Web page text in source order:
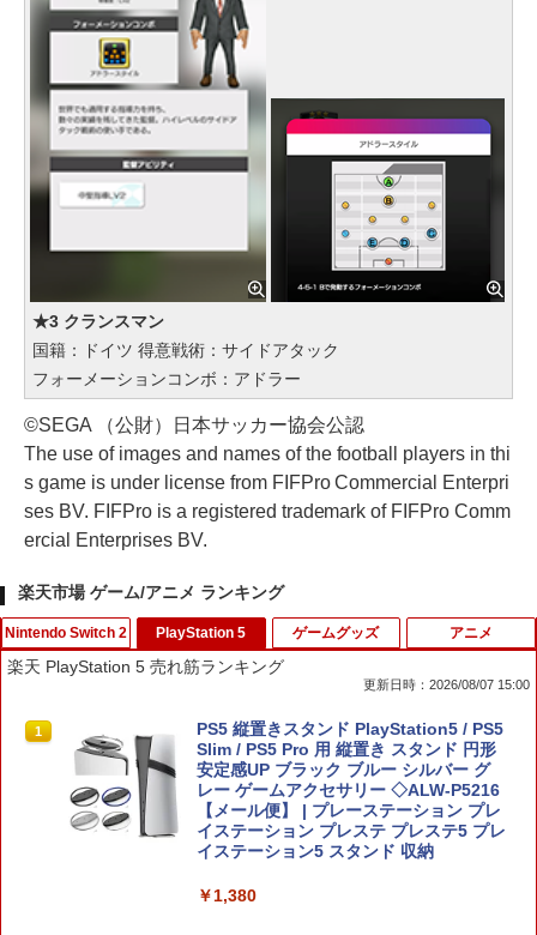
★3 クランスマン
国籍：ドイツ 得意戦術：サイドアタック
フォーメーションコンボ：アドラー
©SEGA （公財）日本サッカー協会公認
The use of images and names of the football players in thi
s game is under license from FIFPro Commercial Enterpri
ses BV. FIFPro is a registered trademark of FIFPro Comm
ercial Enterprises BV.
楽天市場 ゲーム/アニメ ランキング
Nintendo Switch 2
1
任天堂 【Switch2】スーパーマリオブラ
ザーズ ワンダー Nintendo Switch 2 Edi
tion ＋ みんなでリンリンパーク [NXS-P
-AQMXB NSW2 ス-パ-マリオブラザ-ズ
ワンダ- ミンナデリンリンパ-ク]
￥7,570
PlayStation 5
楽天 PlayStation 5 売れ筋ランキング
更新日時：2026/08/07 15:00
1
PS5 縦置きスタンド PlayStation5 / PS5
Slim / PS5 Pro 用 縦置き スタンド 円形
安定感UP ブラック ブルー シルバー グ
レー ゲームアクセサリー ◇ALW-P5216
【メール便】 | プレーステーション プレ
イステーション プレステ プレステ5 プレ
イステーション5 スタンド 収納
￥1,380
ゲームグッズ アニメ